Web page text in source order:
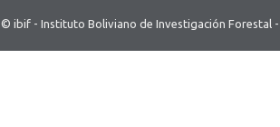
© ibif - Instituto Boliviano de Investigación Forestal